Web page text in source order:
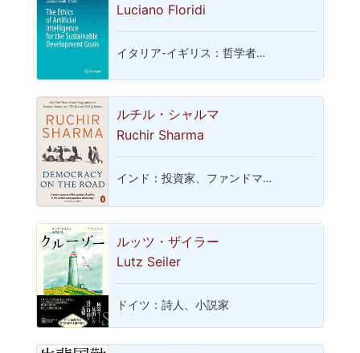
Luciano Floridi
イタリア-イギリス：哲学者…
ルチル・シャルマ
Ruchir Sharma
インド：投資家、ファンドマ…
ルッツ・ザイラー
Lutz Seiler
ドイツ：詩人、小説家